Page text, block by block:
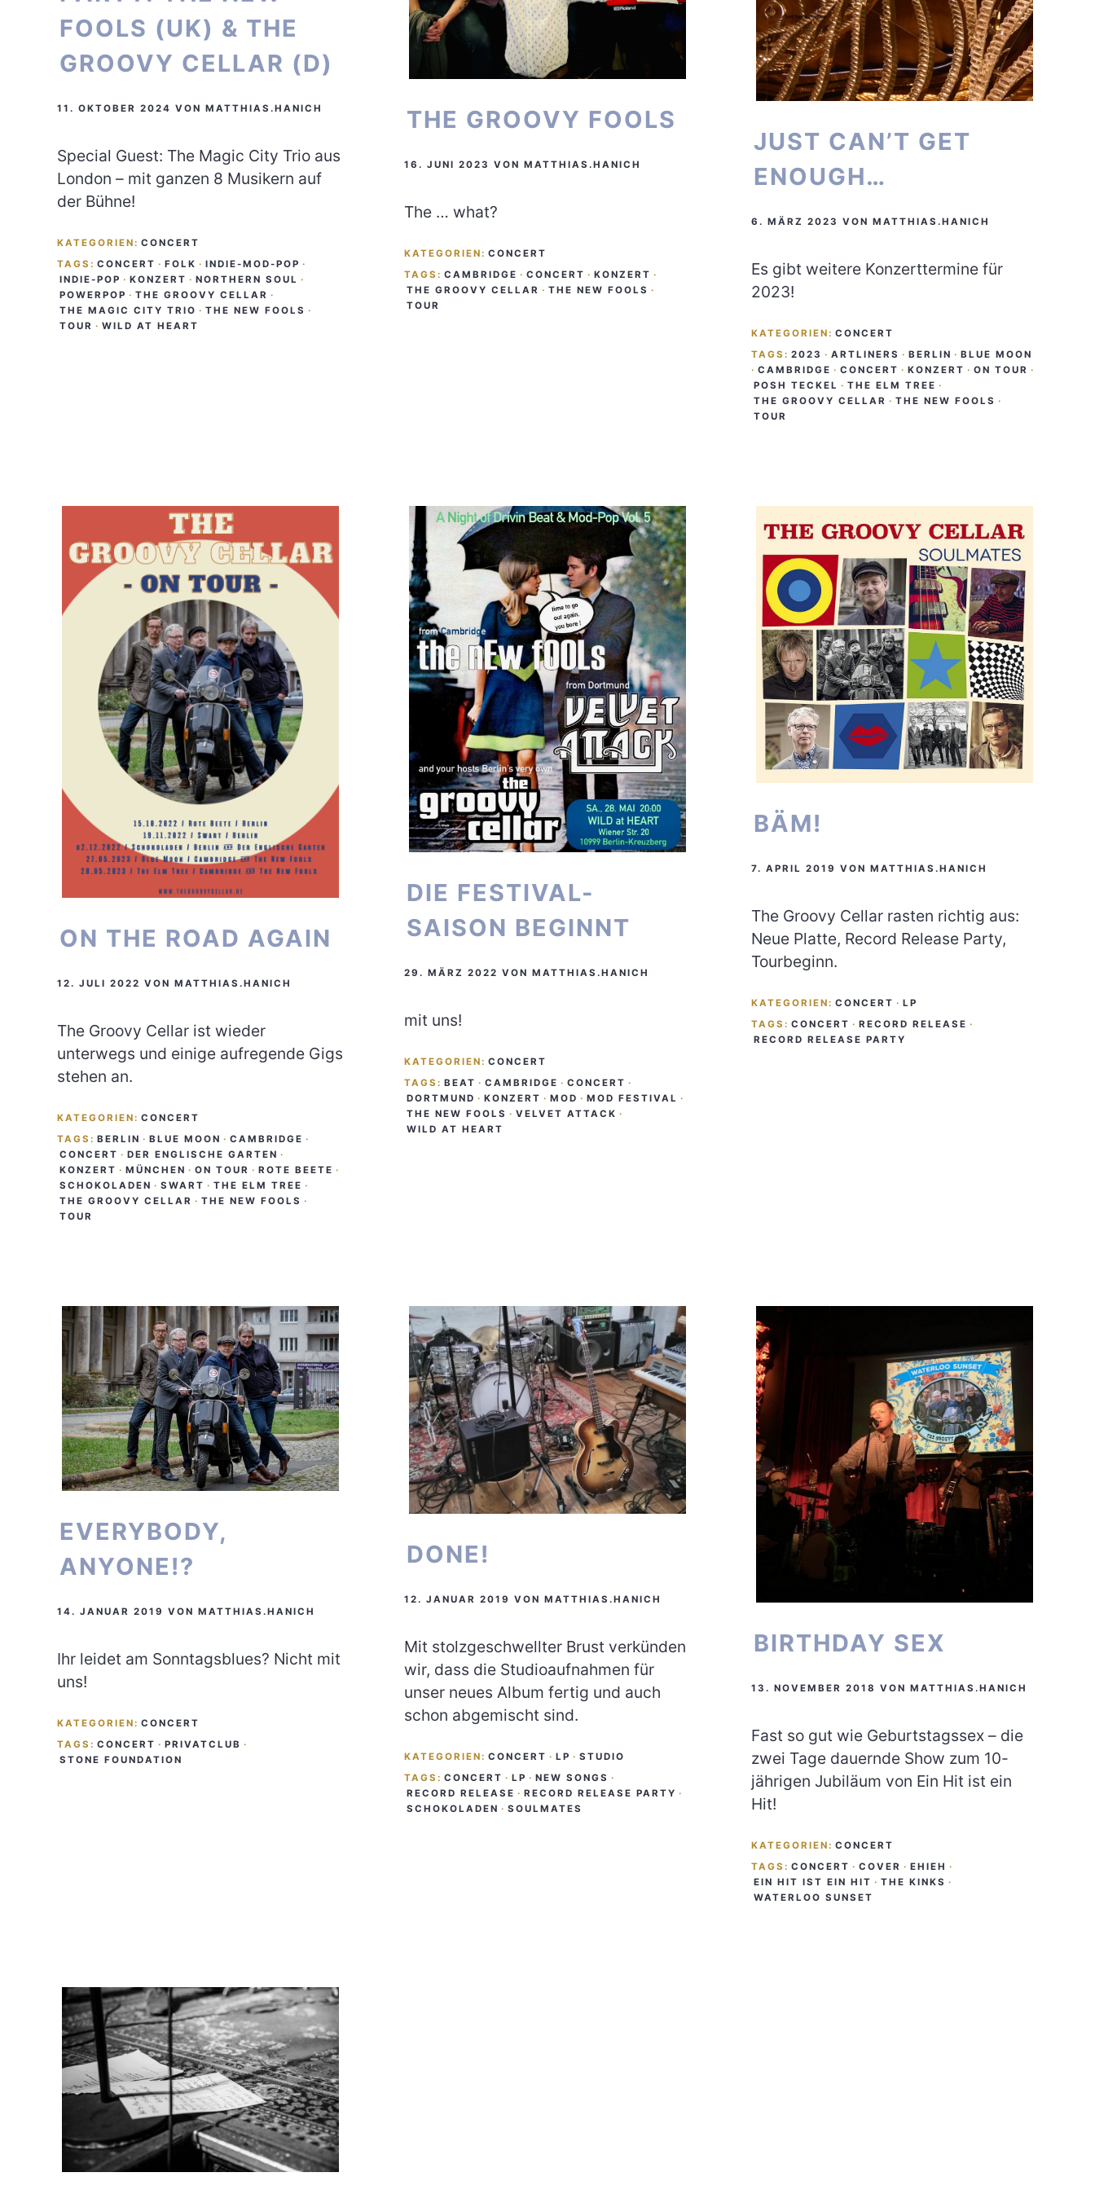
FOOLS (UK) & THE
GROOVY CELLAR (D)
11. OKTOBER 2024 VONMATTHIAS.HANICH
Special Guest: The Magic City Trio aus
London – mit ganzen 8 Musikern auf
der Bühne!
KATEGORIEN: CONCERT
TAGS: CONCERT · FOLK · INDIE-MOD-POP ·
INDIE-POP · KONZERT · NORTHERN SOUL ·
POWERPOP · THE GROOVY CELLAR ·
THE MAGIC CITY TRIO · THE NEW FOOLS ·
TOUR · WILD AT HEART
THE GROOVY FOOLS
16. JUNI 2023 VON MATTHIAS.HANICH
The … what?
KATEGORIEN: CONCERT
TAGS: CAMBRIDGE · CONCERT · KONZERT ·
THE GROOVY CELLAR · THE NEW FOOLS ·
TOUR
JUST CAN’T GET
ENOUGH…
6. MÄRZ 2023 VON MATTHIAS.HANICH
Es gibt weitere Konzerttermine für
2023!
KATEGORIEN: CONCERT
TAGS: 2023 · ARTLINERS · BERLIN · BLUE MOON
· CAMBRIDGE · CONCERT · KONZERT · ON TOUR ·
POSH TECKEL · THE ELM TREE ·
THE GROOVY CELLAR · THE NEW FOOLS ·
TOUR
ON THE ROAD AGAIN
12. JULI 2022 VONMATTHIAS.HANICH
The Groovy Cellar ist wieder
unterwegs und einige aufregende Gigs
stehen an.
KATEGORIEN: CONCERT
TAGS: BERLIN · BLUE MOON · CAMBRIDGE ·
CONCERT · DER ENGLISCHE GARTEN ·
KONZERT · MÜNCHEN · ON TOUR · ROTE BEETE ·
SCHOKOLADEN · SWART · THE ELM TREE ·
THE GROOVY CELLAR · THE NEW FOOLS ·
TOUR
DIE FESTIVAL-
SAISON BEGINNT
29. MÄRZ 2022 VON MATTHIAS.HANICH
mit uns!
KATEGORIEN: CONCERT
TAGS: BEAT · CAMBRIDGE · CONCERT ·
DORTMUND · KONZERT · MOD · MOD FESTIVAL ·
THE NEW FOOLS · VELVET ATTACK ·
WILD AT HEART
BÄM!
7. APRIL 2019 VON MATTHIAS.HANICH
The Groovy Cellar rasten richtig aus:
Neue Platte, Record Release Party,
Tourbeginn.
KATEGORIEN: CONCERT · LP
TAGS: CONCERT · RECORD RELEASE ·
RECORD RELEASE PARTY
EVERYBODY,
ANYONE!?
14. JANUAR 2019 VONMATTHIAS.HANICH
Ihr leidet am Sonntagsblues? Nicht mit
uns!
KATEGORIEN: CONCERT
TAGS: CONCERT · PRIVATCLUB ·
STONE FOUNDATION
DONE!
12. JANUAR 2019 VON MATTHIAS.HANICH
Mit stolzgeschwellter Brust verkünden
wir, dass die Studioaufnahmen für
unser neues Album fertig und auch
schon abgemischt sind.
KATEGORIEN: CONCERT · LP · STUDIO
TAGS: CONCERT · LP · NEW SONGS ·
RECORD RELEASE · RECORD RELEASE PARTY ·
SCHOKOLADEN · SOULMATES
BIRTHDAY SEX
13. NOVEMBER 2018 VON MATTHIAS.HANICH
Fast so gut wie Geburtstagssex – die
zwei Tage dauernde Show zum 10-
jährigen Jubiläum von Ein Hit ist ein
Hit!
KATEGORIEN: CONCERT
TAGS: CONCERT · COVER · EHIEH ·
EIN HIT IST EIN HIT · THE KINKS ·
WATERLOO SUNSET